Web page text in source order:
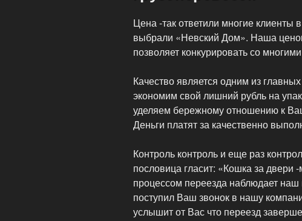
Цена -так ответили многие клиенты
выбрали «Невский Дом». Наша
позволяет конкурировать со
Качество является одним из
экономим свой лишний рубль на
уделяем бережному отношению к
Деньги платят за качественно
Контроль контроль и еще раз
пословица гласит: «Кошка за
процессом переезда наблюдает
поступил Ваш звонок в нашу
услышит от Вас что переезд